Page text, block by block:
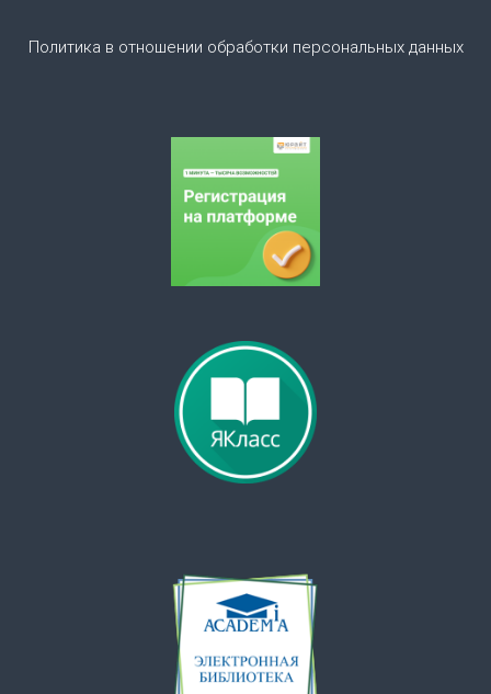
а
Политика в отношении обработки персональных данных